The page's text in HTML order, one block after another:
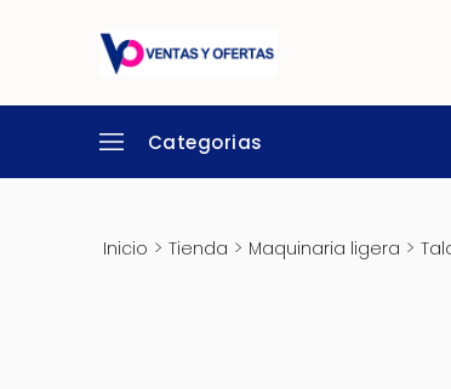
Categorias
Inicio > Tienda > Maquinaria ligera >